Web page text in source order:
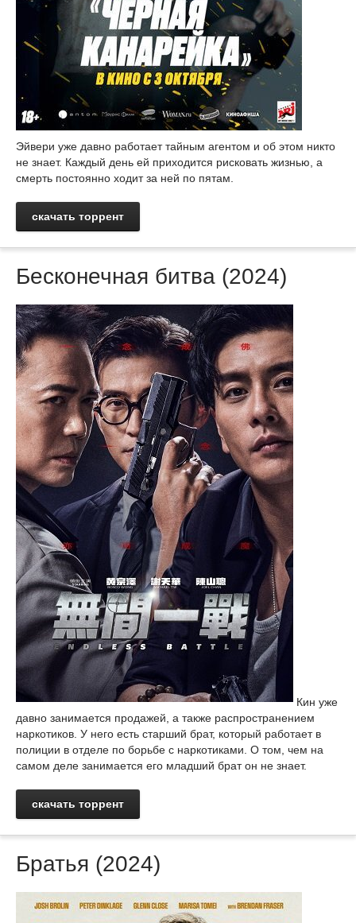
Эйвери уже давно работает тайным агентом и об этом никто
не знает. Каждый день ей приходится рисковать жизнью, а
смерть постоянно ходит за ней по пятам.
скачать торрент
Бесконечная битва (2024)
Кин уже
давно занимается продажей, а также распространением
наркотиков. У него есть старший брат, который работает в
полиции в отделе по борьбе с наркотиками. О том, чем на
самом деле занимается его младший брат он не знает.
скачать торрент
Братья (2024)